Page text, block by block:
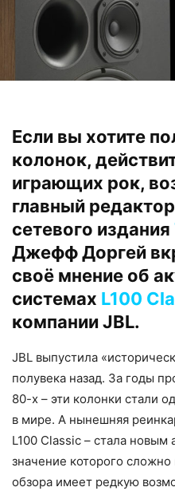
Если вы хотите
колонок,
играющих рок,
главный
сетевого издания
Джефф Доргей
своё мнение об
системах L100
компании JBL.
JBL выпустила
полувека назад. За годы
80-х – эти колонки стали
в мире. А нынешняя
L100 Classic – стала
значение которого
обзора имеет редкую